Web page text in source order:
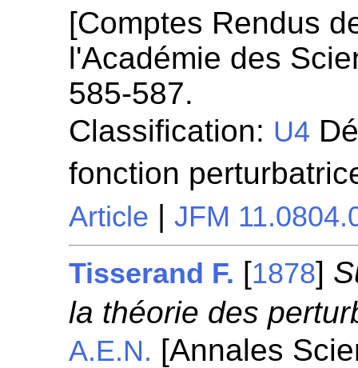
[Comptes Rendus
l'Académie des
585-587.
Classification: U4
fonction
Article |JFM
Tisserand F. [1878]
la théorie des
A.E.N. [Annales